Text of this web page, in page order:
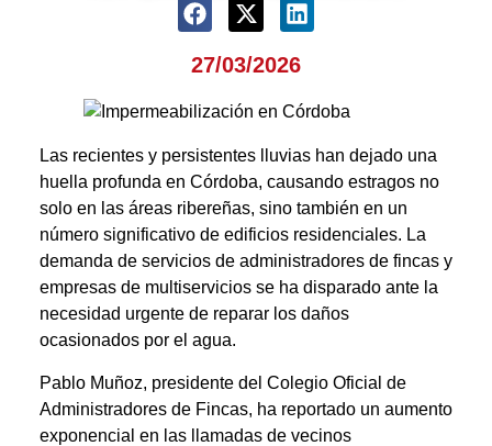
27/03/2026
Las recientes y persistentes lluvias han dejado una
huella profunda en Córdoba, causando estragos no
solo en las áreas ribereñas, sino también en un
número significativo de edificios residenciales. La
demanda de servicios de administradores de fincas y
empresas de multiservicios se ha disparado ante la
necesidad urgente de reparar los daños
ocasionados por el agua.
Pablo Muñoz, presidente del Colegio Oficial de
Administradores de Fincas, ha reportado un aumento
exponencial en las llamadas de vecinos